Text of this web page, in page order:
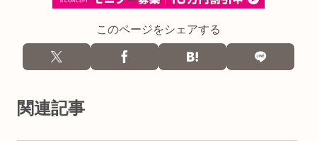
このページをシェアする
関連記事